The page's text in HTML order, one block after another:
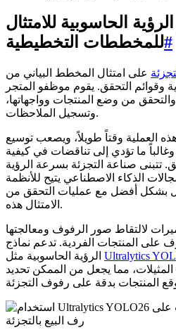
الحاسوبية للامتثال
للمخططات التخطيطية#
على امتثال المخطط البياني من
وقوائم التحقق. يقوم موظفو المتجر
من وضع المنتجات وواجهاتها،
وتسجيل الملاحظات.
العملية وقتاً طويلاً، ويصعب توسيع
ما تؤدي إلى تناقضات في كيفية
تتبنى صناعة التجزئة بسرعة الرؤية
الذكاء الاصطناعي يتيح للأنظمة
بشكل أفضل مع عمليات التحقق من
الامتثال هذه.
لالتقاط صور الرفوف ومعالجتها
على المنتجات الفردية. تدعم نماذج
Ultralytics
المثيلات، مما يجعل من الممكن تحديد